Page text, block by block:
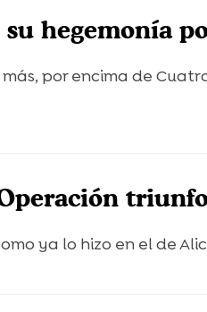
hegemonía
por encima de
ya lo hizo en el de